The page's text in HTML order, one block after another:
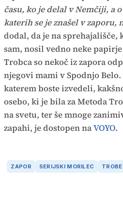
času, ko je delal v Nemčiji, a
katerih se je znašel v zaporu,
dodal, da je na sprehajališče,
sam, nosil vedno neke
Trobca so nekoč iz zapora
njegovi mami v Spodnjo
katerem boste izvedeli,
osebo, ki je bila za Metoda
na svetu, ter še mnoge
zapahi, je dostopen naVOYO.
ZAPOR SERIJSKI MORILEC